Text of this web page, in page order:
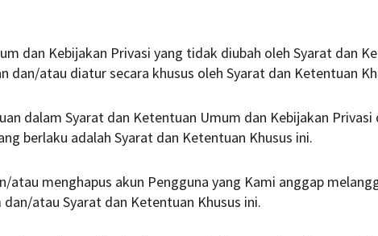
dan Kebijakan Privasi yang tidak diubah oleh Syarat dan
atau diatur secara khusus oleh Syarat dan Ketentuan
dalam Syarat dan Ketentuan Umum dan Kebijakan
berlaku adalah Syarat dan Ketentuan Khusus ini.
menghapus akun Pengguna yang Kami anggap
atau Syarat dan Ketentuan Khusus ini.